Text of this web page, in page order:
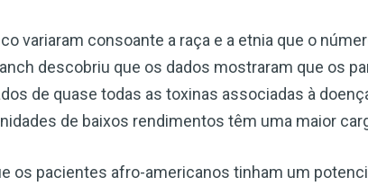
variaram consoante a raça e a etnia que o
descobriu que os dados mostraram que os
de quase todas as toxinas associadas à
de baixos rendimentos têm uma maior
os pacientes afro-americanos tinham um